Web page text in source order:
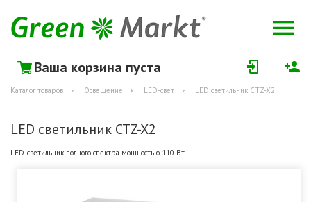
Ваша корзина пуста
Каталог товаров Освещение LED-свет LED светильник CTZ-X2
LED светильник CTZ-X2
LED-светильник полного спектра мощностью 110 Вт